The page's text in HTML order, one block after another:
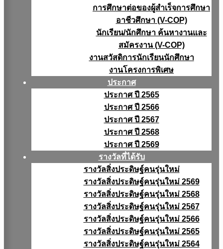
การศึกษาต่อของผู้สำเร็จการศึกษา
อาชีวศึกษา (V-COP)
นักเรียน/นักศึกษา ค้นหางานและ
สมัครงาน (V-COP)
งานสวัสดิการนักเรียนนักศึกษา
งานโครงการพิเศษ
ประกาศ
ประกาศ ปี 2565
ประกาศ ปี 2566
ประกาศ ปี 2567
ประกาศ ปี 2568
ประกาศ ปี 2569
รางวัลที่ได้รับ
รางวัลสิ่งประดิษฐ์คนรุ่นใหม่
รางวัลสิ่งประดิษฐ์คนรุ่นใหม่ 2569
รางวัลสิ่งประดิษฐ์คนรุ่นใหม่ 2568
รางวัลสิ่งประดิษฐ์คนรุ่นใหม่ 2567
รางวัลสิ่งประดิษฐ์คนรุ่นใหม่ 2566
รางวัลสิ่งประดิษฐ์คนรุ่นใหม่ 2565
รางวัลสิ่งประดิษฐ์คนรุ่นใหม่ 2564